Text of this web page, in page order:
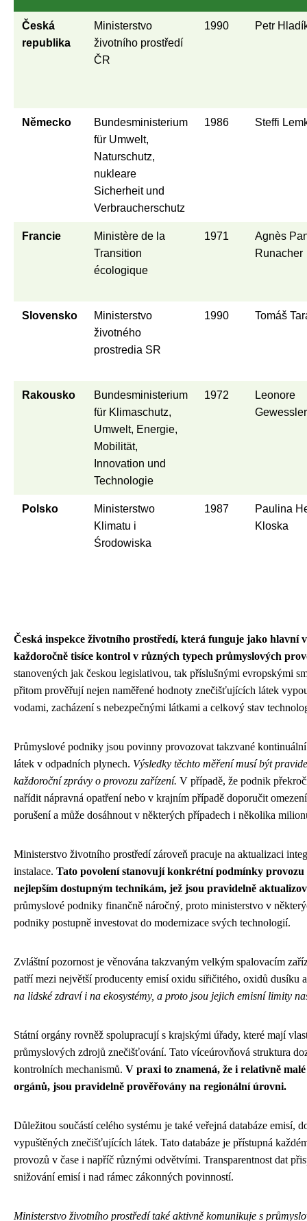
Česká
republika
Ministerstvo
životního prostředí
ČR
1990 Petr
Německo
Bundesministerium
für Umwelt,
Naturschutz,
nukleare
Sicherheit und
Verbraucherschutz
1986 Steffi
Francie
Ministère de la
Transition
écologique
1971
Agnès
Runacher
Slovensko
Ministerstvo
životného
prostredia SR
1990 Tomáš
Rakousko
Bundesministerium
für Klimaschutz,
Umwelt, Energie,
Mobilität,
Innovation und
Technologie
1972
Leonore
Gewessler
Polsko
Ministerstwo
Klimatu i
Środowiska
1987
Paulina
Kloska
Česká inspekce životního prostředí, která funguje jako
každoročně tisíce kontrol v různých typech průmyslových
stanovených jak českou legislativou, tak příslušnými evropskými
přitom prověřují nejen naměřené hodnoty znečišťujících látek
vodami, zacházení s nebezpečnými látkami a celkový stav
Průmyslové podniky jsou povinny provozovat takzvané
látek v odpadních plynech. Výsledky těchto měření musí být
každoroční zprávy o provozu zařízení. V případě, že podnik
nařídit nápravná opatření nebo v krajním případě doporučit
porušení a může dosáhnout v některých případech i několika
Ministerstvo životního prostředí zároveň pracuje na aktualizaci
instalace. Tato povolení stanovují konkrétní podmínky
nejlepším dostupným technikám, jež jsou pravidelně
průmyslové podniky finančně náročný, proto ministerstvo v
podniky postupně investovat do modernizace svých technologií.
Zvláštní pozornost je věnována takzvaným velkým spalovacím
patří mezi největší producenty emisí oxidu siřičitého, oxidů dusíku
na lidské zdraví i na ekosystémy, a proto jsou jejich emisní limity
Státní orgány rovněž spolupracují s krajskými úřady, které mají
průmyslových zdrojů znečišťování. Tato víceúrovňová struktura
kontrolních mechanismů. V praxi to znamená, že i relativně
orgánů, jsou pravidelně prověřovány na regionální úrovni.
Důležitou součástí celého systému je také veřejná databáze
vypuštěných znečišťujících látek. Tato databáze je přístupná
provozů v čase i napříč různými odvětvími. Transparentnost dat
snižování emisí i nad rámec zákonných povinností.
Ministerstvo životního prostředí také aktivně komunikuje s